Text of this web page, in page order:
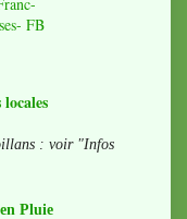
FB
: voir "Infos
Pluie